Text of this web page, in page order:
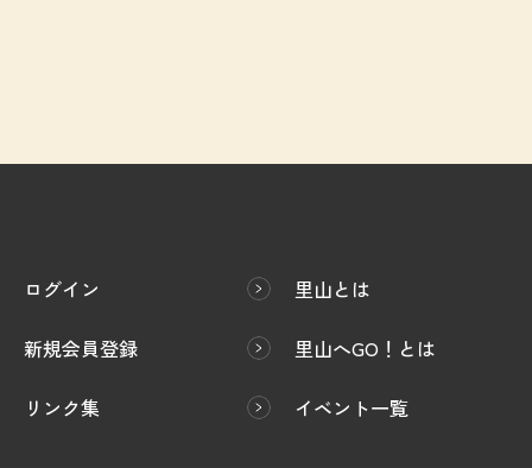
ログイン
新規会員登録
リンク集
里山とは
里山へGO！とは
イベント一覧